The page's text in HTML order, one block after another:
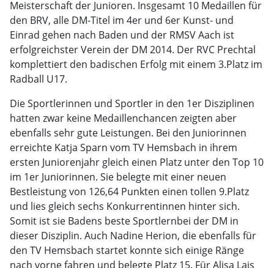
Meisterschaft der Junioren. Insgesamt 10 Medaillen für
den BRV, alle DM-Titel im 4er und 6er Kunst- und
Einrad gehen nach Baden und der RMSV Aach ist
erfolgreichster Verein der DM 2014. Der RVC Prechtal
komplettiert den badischen Erfolg mit einem 3.Platz im
Radball U17.
Die Sportlerinnen und Sportler in den 1er Disziplinen
hatten zwar keine Medaillenchancen zeigten aber
ebenfalls sehr gute Leistungen. Bei den Juniorinnen
erreichte Katja Sparn vom TV Hemsbach in ihrem
ersten Juniorenjahr gleich einen Platz unter den Top 10
im 1er Juniorinnen. Sie belegte mit einer neuen
Bestleistung von 126,64 Punkten einen tollen 9.Platz
und lies gleich sechs Konkurrentinnen hinter sich.
Somit ist sie Badens beste Sportlernbei der DM in
dieser Disziplin. Auch Nadine Herion, die ebenfalls für
den TV Hemsbach startet konnte sich einige Ränge
nach vorne fahren und belegte Platz 15. Für Alisa Lais